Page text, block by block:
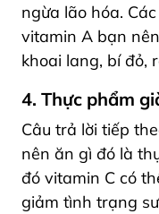
ngừa lão hóa.
vitamin A bạn
khoai lang, bí đỏ,
4. Thực phẩm
Câu trả lời tiếp
nên ăn gì đó là
đó vitamin C có
giảm tình trạng